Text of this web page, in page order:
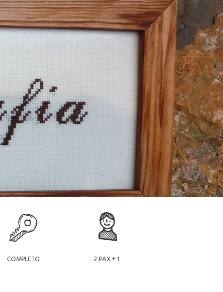
COMPLETO 2 PAX + 1